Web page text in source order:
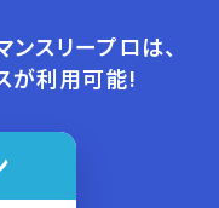
スリープロは、
が利用可能!